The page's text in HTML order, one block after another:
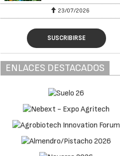
23/07/2026
SUSCRIBIRSE
ENLACES DESTACADOS